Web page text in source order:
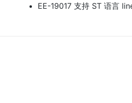
EE-19017 支持 ST 语言